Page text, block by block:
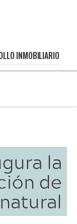
INMOBILIARIO
la
de